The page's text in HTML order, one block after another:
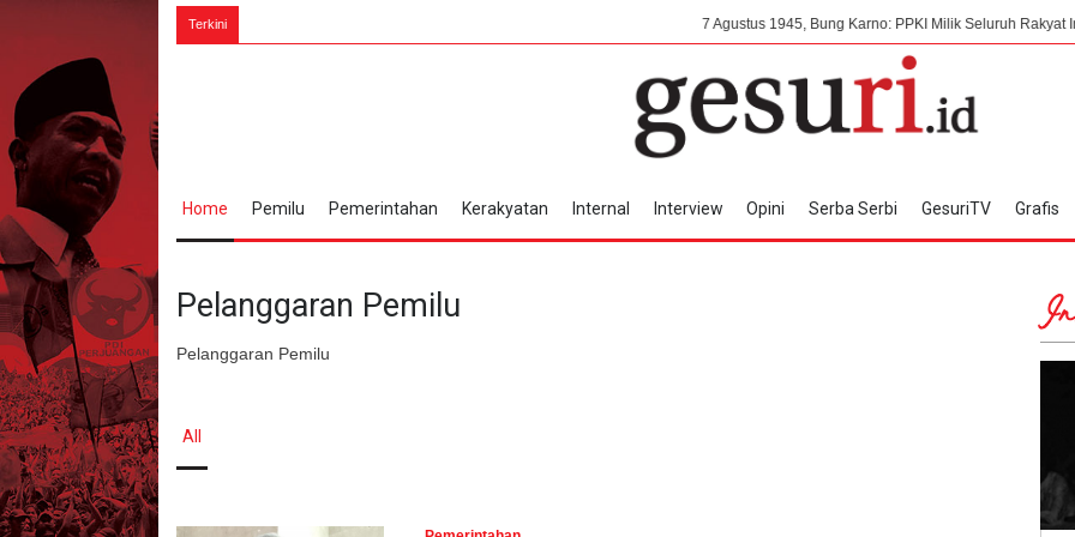
Terkini 7 Agustus 1945, Bung Karno: PPKI Milik Seluruh Rakyat Indonesia
Home Pemilu Pemerintahan Kerakyatan Internal Interview Opini Serba Serbi GesuriTV Grafis
Pelanggaran Pemilu
Pelanggaran Pemilu
All